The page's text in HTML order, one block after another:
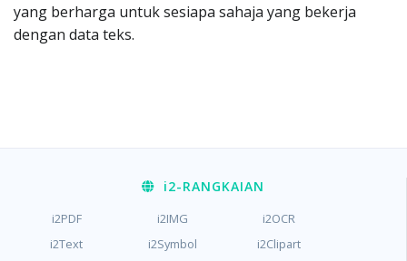
yang berharga untuk sesiapa sahaja yang bekerja
dengan data teks.
i2-RANGKAIAN
i2PDF i2IMG
i2OCR
i2Text
i2Symbol
i2Clipart